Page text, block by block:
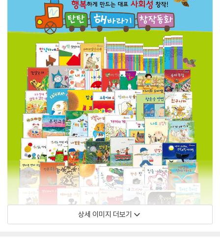
상세 이미지 더보기